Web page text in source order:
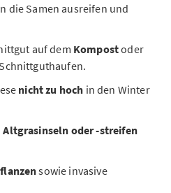
die Samen ausreifen und
auf dem Kompostoder
nicht zu hoch in den Winter
Altgrasinseln oder -streifen
sowie invasive